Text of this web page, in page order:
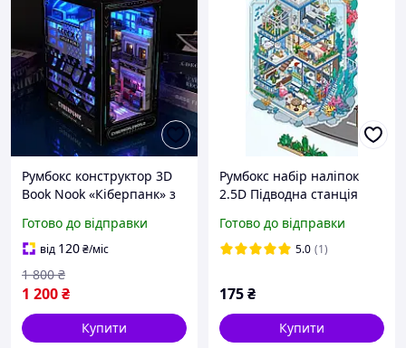
Румбокс конструктор 3D
Book Nook «Кіберпанк» з
набір (18,7×15×10 см)
Готово до відправки
від 120₴/міс
1 200₴
1 800 ₴
Купити
Румбокс набір наліпок
2.5D Підводна станція
океан, кораловий риф,
міні румбокс, PET стікери
Готово до відправки
5.0 (1)
175₴
Купити